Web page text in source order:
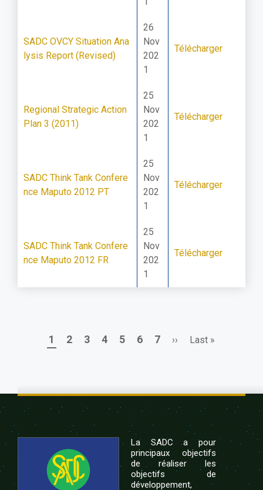
SADC OVCY Situation Ana
lysis Report (Revised)
26
Nov
202
1
Télécharger
Regional Strategic Action
Plan 3 (2011)
25
Nov
202
1
Télécharger
SADC Think Tank Confere
nce Maputo 2012 PT
25
Nov
202
1
Télécharger
SADC Think Tank Confere
nce Maputo 2012 FR
25
Nov
202
1
Télécharger
Pagination
Page
1 Page
2 Page
3 Page
4 Page
5 Page
6 Page
7
Next
››
Last
Last »
La SADC a pour
principaux objectifs
de réaliser les
objectifs de
développement,